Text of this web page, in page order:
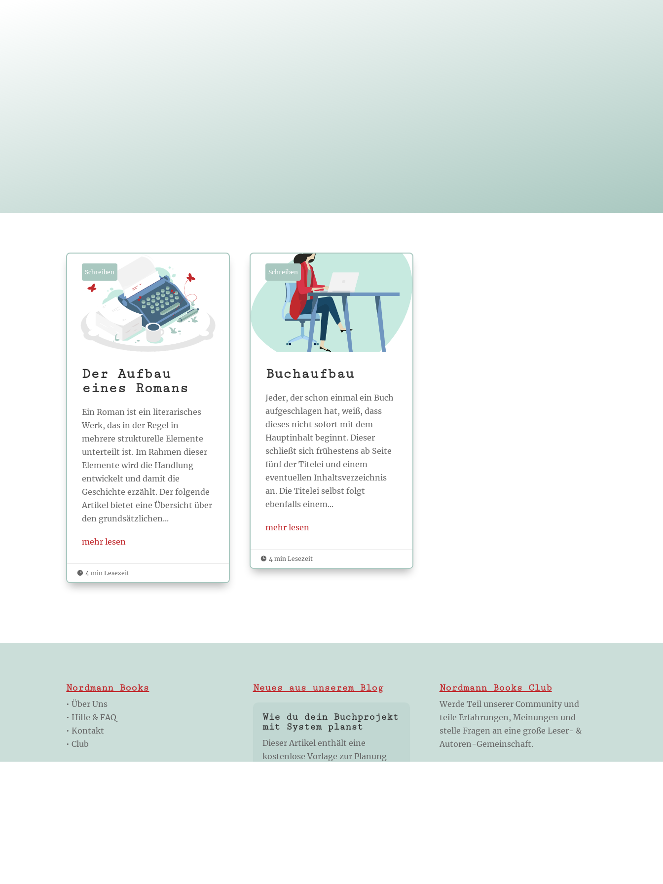
Schreiben
Der Aufbau
eines Romans
Ein Roman ist ein literarisches
Werk, das in der Regel in
mehrere strukturelle Elemente
unterteilt ist. Im Rahmen dieser
Elemente wird die Handlung
entwickelt und damit die
Geschichte erzählt. Der folgende
Artikel bietet eine Übersicht über
den grundsätzlichen...
mehr lesen
 4 min Lesezeit
Schreiben
Buchaufbau
Jeder, der schon einmal ein Buch
aufgeschlagen hat, weiß, dass
dieses nicht sofort mit dem
Hauptinhalt beginnt. Dieser
schließt sich frühestens ab Seite
fünf der Titelei und einem
eventuellen Inhaltsverzeichnis
an. Die Titelei selbst folgt
ebenfalls einem...
mehr lesen
 4 min Lesezeit
Nordmann Books
•Über Uns
• Hilfe & FAQ
•Kontakt
•Club
Neues aus unserem Blog
Wie du dein Buchprojekt
mit System planst
Dieser Artikel enthält eine
kostenlose Vorlage zur Planung
Nordmann Books Club
Werde Teil unserer Community und
teile Erfahrungen, Meinungen und
stelle Fragen an eine große Leser- &
Autoren-Gemeinschaft.